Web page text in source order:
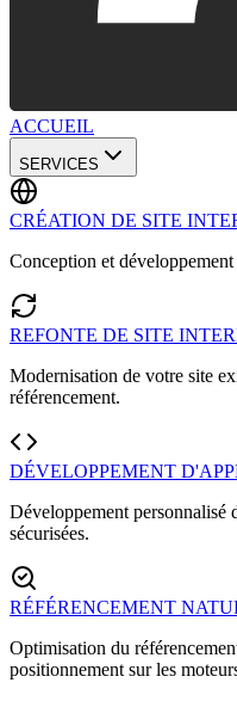
ACCUEIL
SERVICES
CRÉATION DE SITE
Conception et
REFONTE DE SITE
Modernisation de votre site
référencement.
DÉVELOPPEMENT
Développement personnalisé
sécurisées.
RÉFÉRENCEMENT
Optimisation du
positionnement sur les